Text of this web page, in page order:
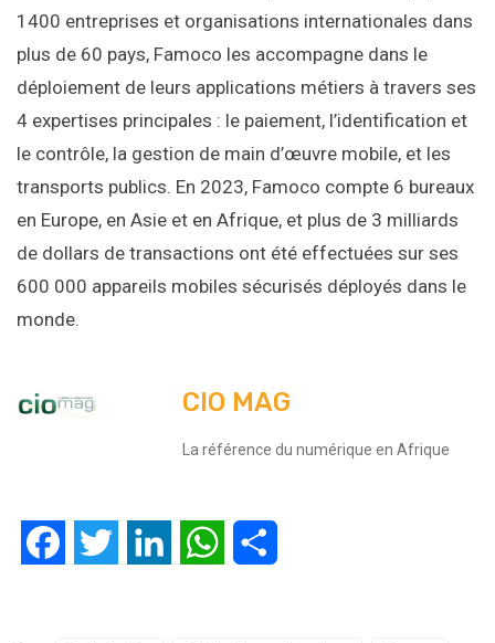
1400 entreprises et organisations internationales dans
plus de 60 pays, Famoco les accompagne dans le
déploiement de leurs applications métiers à travers ses
4 expertises principales : le paiement, l’identification et
le contrôle, la gestion de main d’œuvre mobile, et les
transports publics. En 2023, Famoco compte 6 bureaux
en Europe, en Asie et en Afrique, et plus de 3 milliards
de dollars de transactions ont été effectuées sur ses
600 000 appareils mobiles sécurisés déployés dans le
monde.
CIO MAG
La référence du numérique en Afrique
FacebookTwitter LinkedIn WhatsApp